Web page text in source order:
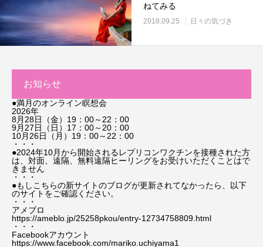
ねてみる
2018.09.25 日々の気づき
お知らせ
●満月のオンライン瞑想会
2026年
8月28日（金）19：00～22：00
9月27日（日）17：00～20：00
10月26日（月）19：00～22：00
・・・
●2024年10月から開始されるレプリコンワクチンを接種された方
は、対面、遠隔、無料遠隔ヒーリングをお受けいただくことはで
きません
・・・
●もしこちらの新サイトのブログが更新されてなかったら、以下
のサイトをご確認ください。
・・・
アメブロ
https://ameblo.jp/25258pkou/entry-12734758809.html
・・・
Facebookアカウント
https://www.facebook.com/mariko.uchiyama1